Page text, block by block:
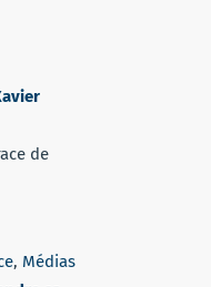
de
, Médias